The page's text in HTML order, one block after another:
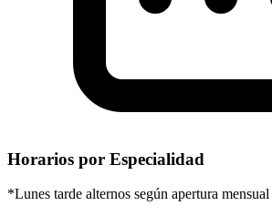
Horarios por Especialidad
*Lunes tarde alternos según apertura mensual